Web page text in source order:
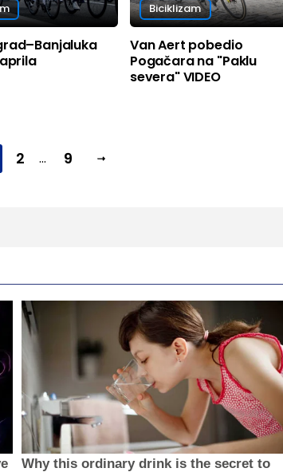
Biciklizam
Van Aert pobedio
Pogačara na "Paklu
severa" VIDEO
2 ... 9
Why this ordinary drink is the secret to